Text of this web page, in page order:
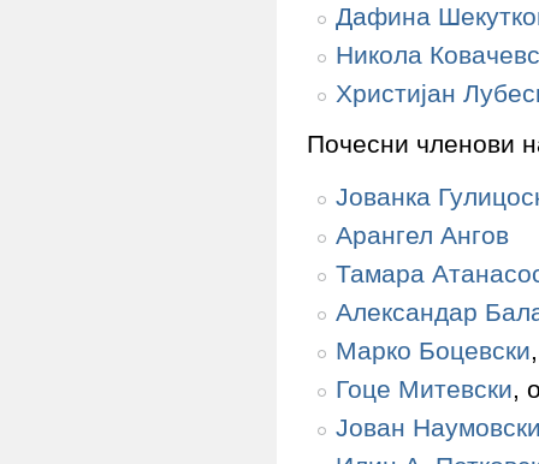
Дафина
Никола
Христијан
Почесни членови
Јованка
Арангел Ангов
Тамара
Александар
Марко Боцевски
Гоце Митевски,
Јован